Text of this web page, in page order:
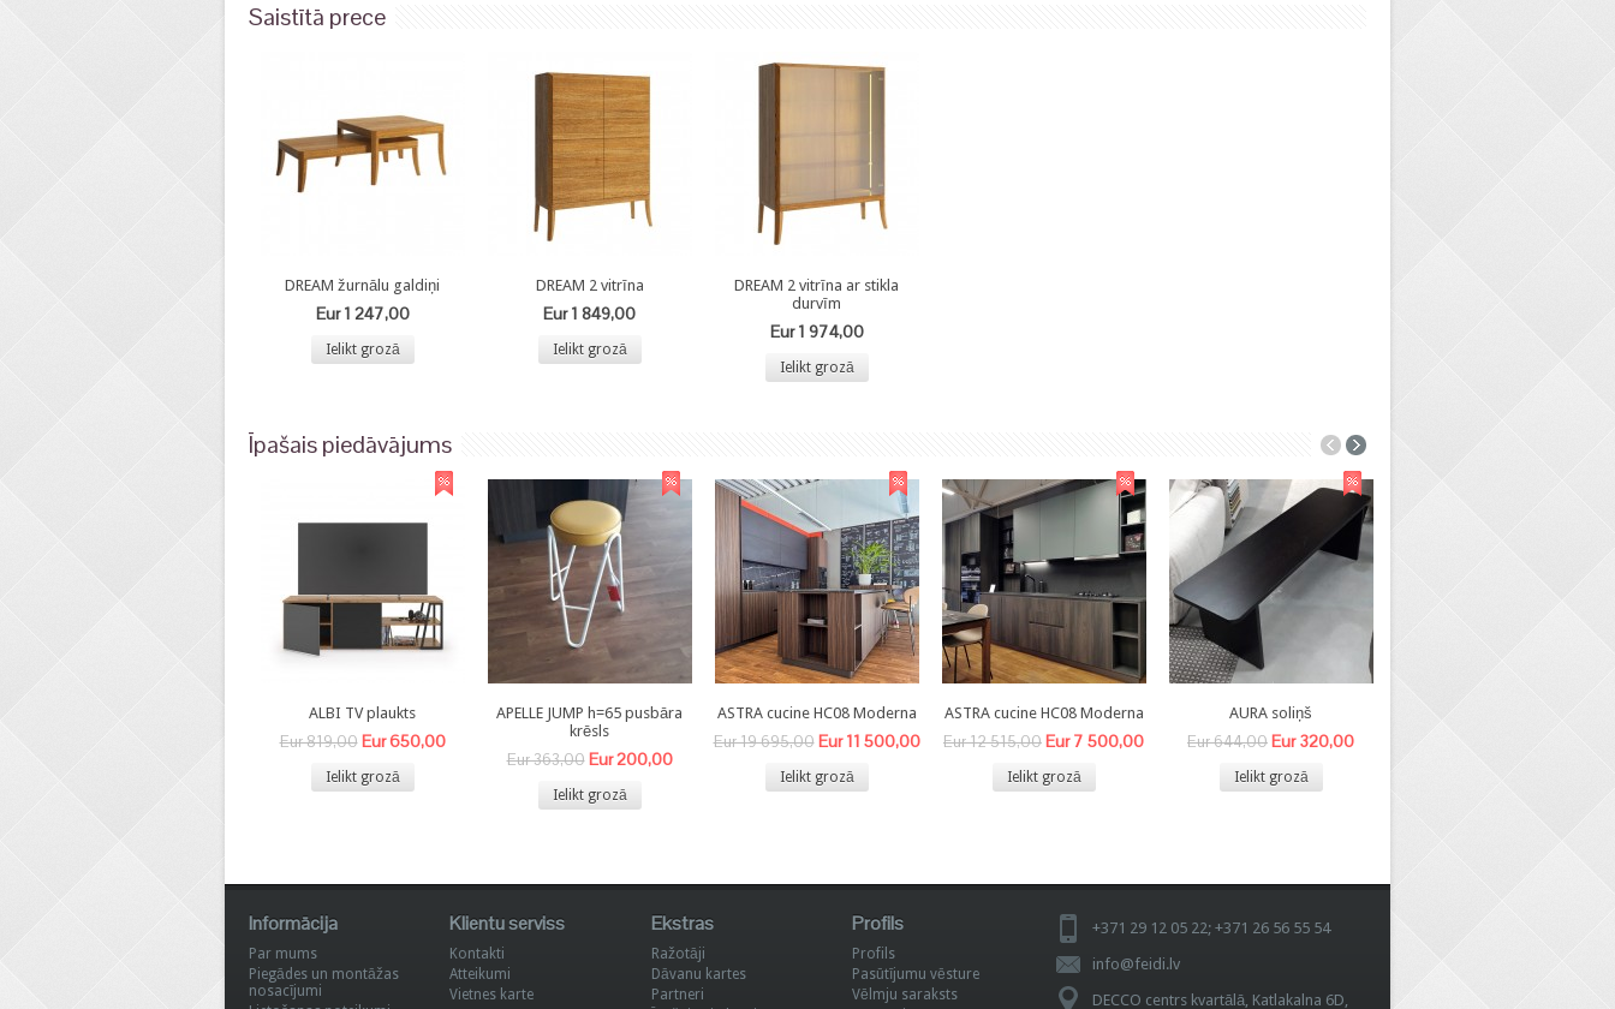
Saistītā prece
DREAM žurnālu galdiņi
Eur 1 247,00
Ielikt grozā
DREAM 2 vitrīna
Eur 1 849,00
Ielikt grozā
DREAM 2 vitrīna ar stikla
durvīm
Eur 1 974,00
Ielikt grozā
Īpašais piedāvājums
ALBI TV plaukts
Eur 819,00 Eur 650,00
Ielikt grozā
APELLE JUMP h=65 pusbāra
krēsls
Eur 363,00 Eur 200,00
Ielikt grozā
ASTRA cucine HC08 Moderna
Eur 19 695,00 Eur 11 500,00
Ielikt grozā
ASTRA cucine HC08 Moderna
Eur 12 515,00Eur 7 500,00
Ielikt grozā
AURA soliņš
Eur 644,00Eur 320,00
Ielikt grozā
Informācija
Par mums
Piegādes un montāžas
nosacījumi
Klientu serviss
Kontakti
Atteikumi
Vietnes karte
Ekstras
Ražotāji
Dāvanu kartes
Partneri
Profils
Profils
Pasūtījumu vēsture
Vēlmju saraksts
+371 29 12 05 22; +371 26 56 55 54
info@feidi.lv
DECCO centrs kvartālā, Katlakalna 6D,